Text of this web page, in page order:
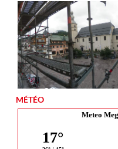
MÉTÉO
Meteo